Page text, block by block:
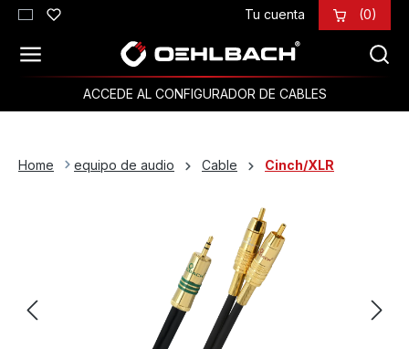
Saltar al contenido principal Tu cuenta (0)
ACCEDE AL CONFIGURADOR DE CABLES
Home equipo de audio Cable Cinch/XLR